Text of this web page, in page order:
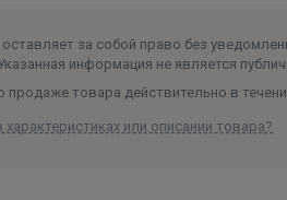
за собой право без
информация не является
товара действительно в
или описании товара?